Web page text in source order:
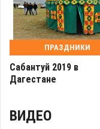
ПРАЗДНИКИ
Сабантуй 2019 в
Дагестане
ВИДЕО